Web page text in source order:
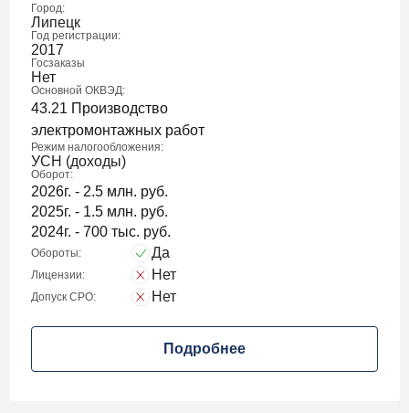
Город:
Липецк
Год регистрации:
2017
Госзаказы
Нет
Основной ОКВЭД:
43.21 Производство
электромонтажных работ
Режим налогообложения:
УСН (доходы)
Оборот:
2026г. - 2.5 млн. руб.
2025г. - 1.5 млн. руб.
2024г. - 700 тыс. руб.
Обороты: Да
Лицензии: Нет
Допуск СРО: Нет
Подробнее